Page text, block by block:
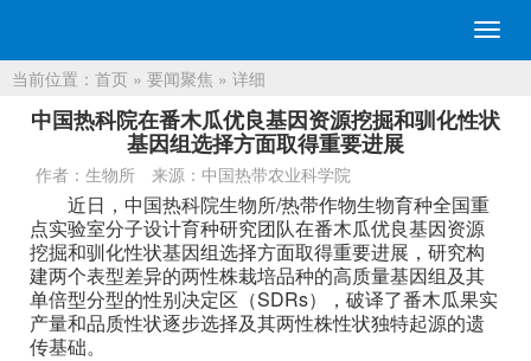
切
换
航
当前位置： 首页 » 要闻聚焦 » 详细
中国热科院在番木瓜优良基因资源挖掘和驯化性状
基因组选择方面取得重要进展
作者：生物所 来源：中国热带农业科学院
近日，中国热科院生物所/热带作物生物育种全国重
点实验室分子设计育种研究团队在番木瓜优良基因资源
挖掘和驯化性状基因组选择方面取得重要进展，研究构
建两个表型差异的两性株栽培品种的高质量基因组及其
单倍型分型的性别决定区（SDRs），破译了番木瓜果实
产量和品质性状逐步选择及其两性株性状独特起源的遗
传基础。